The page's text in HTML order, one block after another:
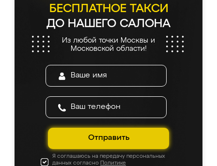
БЕСПЛАТНОЕ ТАКСИ
ДО НАШЕГО САЛОНА
Из любой точки Москвы и
Московской области!
Отправить
Я соглашаюсь на передачу персональных
данных согласно Политике